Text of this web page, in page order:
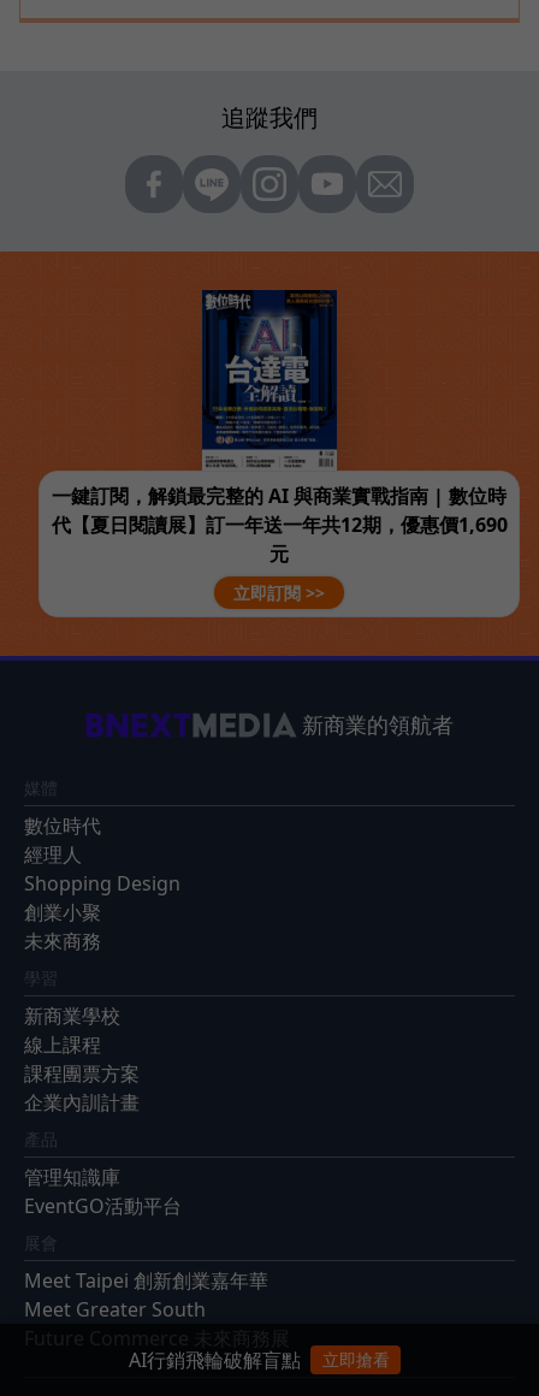
追蹤我們
一鍵訂閱，解鎖最完整的 AI 與商業實戰指南 | 數位時
代【夏日閱讀展】訂一年送一年共12期，優惠價1,690
元
立即訂閱 >>
新商業的領航者
媒體
數位時代
經理人
Shopping Design
創業小聚
未來商務
學習
新商業學校
線上課程
課程團票方案
企業內訓計畫
產品
管理知識庫
EventGO活動平台
展會
Meet Taipei 創新創業嘉年華
Meet Greater South
AI行銷飛輪破解盲點
立即搶看